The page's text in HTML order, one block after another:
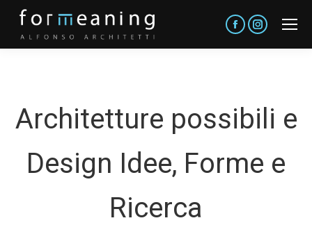
Facebook
Instagram
Architetture possibili e
Design Idee, Forme e
Ricerca